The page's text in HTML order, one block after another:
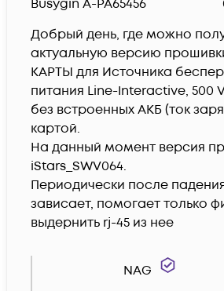
Busygin A-PA65456
Добрый день, где можно
актуальную версию
КАРТЫ для Источника
питания Line-Interactive, 500
без встроенных АКБ (ток
картой.
На данный момент версия
iStars_SWV064.
Периодически после
зависает, помогает только
выдернить rj-45 из нее
NAG